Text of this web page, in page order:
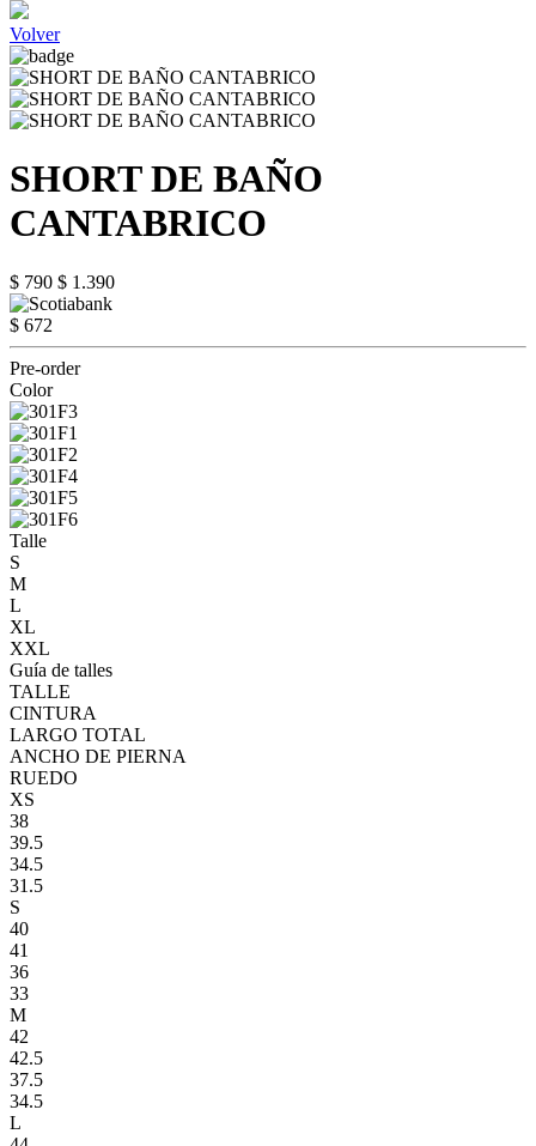
Volver
SHORT DE BAÑO
CANTABRICO
$ 790 $ 1.390
$ 672
Pre-order
Color
Talle
S
M
L
XL
XXL
Guía de talles
TALLE
CINTURA
LARGO TOTAL
ANCHO DE PIERNA
RUEDO
XS
38
39.5
34.5
31.5
S
40
41
36
33
M
42
42.5
37.5
34.5
L